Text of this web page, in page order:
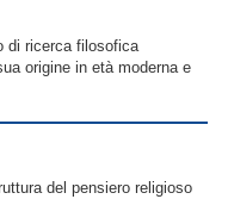
di ricerca filosofica
origine in età moderna e
del pensiero religioso